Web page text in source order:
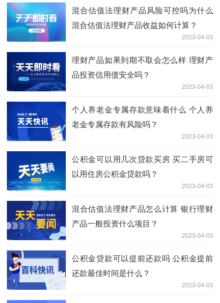
混合估值法理财产品风险可控吗为什么
混合估值法理财产品收益如何计算？
2023-04-03
理财产品如果到期不取会怎么样 理财产
品投资信用债安全吗？
2023-04-03
个人养老金专属存款意味着什么 个人养
老金专属存款有风险吗？
2023-04-03
公积金可以用几次贷款买房 买二手房可
以用住房公积金贷款吗？
2023-04-03
混合估值法理财产品怎么计算 银行理财
产品一般投资什么项目？
2023-04-03
公积金贷款可以提前还款吗 公积金提前
还款最佳时间是什么？
2023-04-03